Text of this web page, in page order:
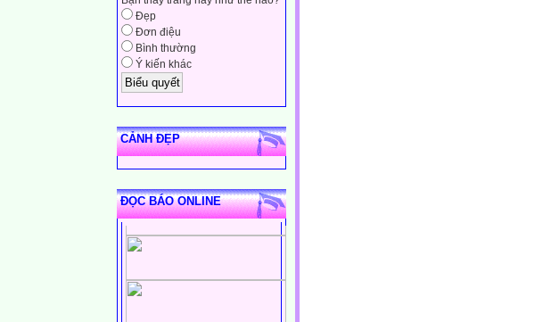
Đẹp
Đơn điệu
Bình thường
Ý kiến khác
CẢNH ĐẸP
ĐỌC BÁO ONLINE